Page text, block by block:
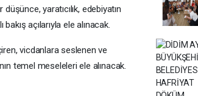
yaratıcılık, edebiyatın
açılarıyla ele alınacak.
vicdanlara seslenen ve
temel meseleleri ele alınacak.